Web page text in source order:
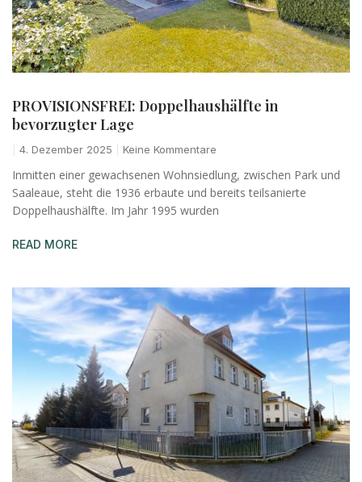
PROVISIONSFREI: Doppelhaushälfte in
bevorzugter Lage
4. Dezember 2025 Keine Kommentare
Inmitten einer gewachsenen Wohnsiedlung, zwischen Park und
Saaleaue, steht die 1936 erbaute und bereits teilsanierte
Doppelhaushälfte. Im Jahr 1995 wurden
READ MORE